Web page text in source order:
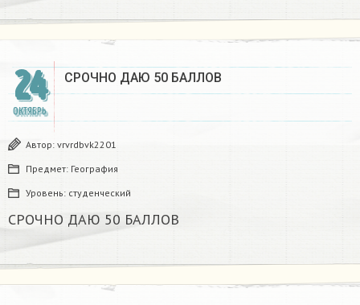
24
ОКТЯБРЬ
СРОЧНО ДАЮ 50 БАЛЛОВ
Автор: vrvrdbvk2201
Предмет: География
Уровень: студенческий
СРОЧНО ДАЮ 50 БАЛЛОВ